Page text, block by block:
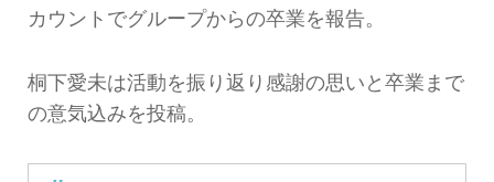
カウントでグループからの卒業を報告。
桐下愛未は活動を振り返り感謝の思いと卒業まで
の意気込みを投稿。